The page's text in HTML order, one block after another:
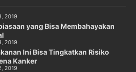
2019
yang Bisa Membahayakan
2019
Ini Bisa Tingkatkan Risiko
Kanker
2019